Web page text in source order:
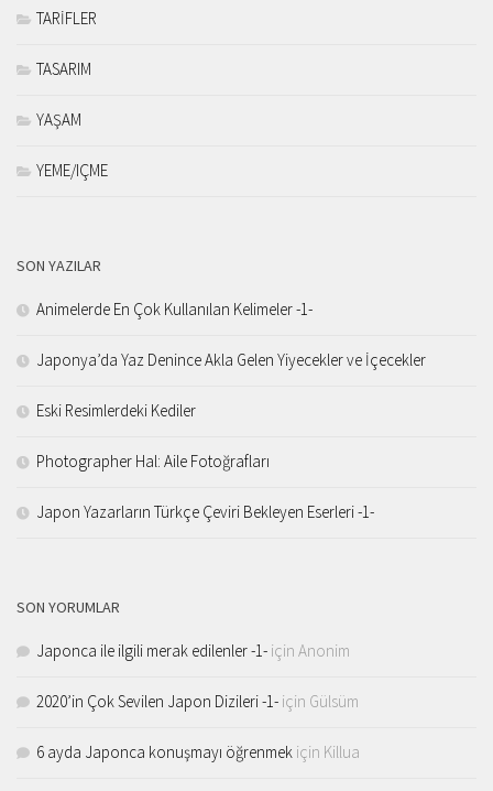
TARİFLER
TASARIM
YAŞAM
YEME/IÇME
SON YAZILAR
Animelerde En Çok Kullanılan Kelimeler -1-
Japonya’da Yaz Denince Akla Gelen Yiyecekler ve İçecekler
Eski Resimlerdeki Kediler
Photographer Hal: Aile Fotoğrafları
Japon Yazarların Türkçe Çeviri Bekleyen Eserleri -1-
SON YORUMLAR
Japonca ile ilgili merak edilenler -1- için Anonim
2020’in Çok Sevilen Japon Dizileri -1- için Gülsüm
6 ayda Japonca konuşmayı öğrenmek için Killua